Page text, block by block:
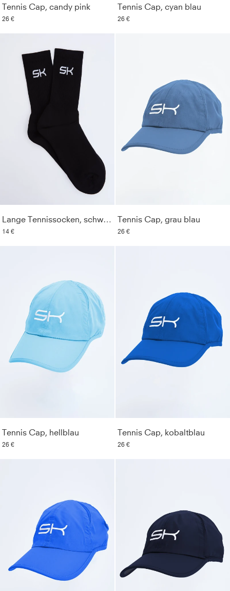
Tennis Cap, candy pink
26 €
Tennis Cap, cyan blau
26 €
Lange Tennissocken, schwarz
14 €
Tennis Cap, grau blau
26 €
Tennis Cap, hellblau
26 €
Tennis Cap, kobaltblau
26 €